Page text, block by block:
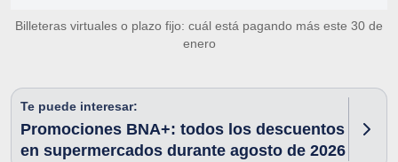
Billeteras virtuales o plazo fijo: cuál está pagando más este 30 de
enero
Te puede interesar:
Promociones BNA+: todos los descuentos
en supermercados durante agosto de 2026